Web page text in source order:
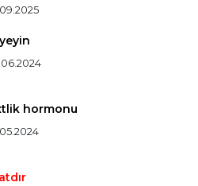
hormonu